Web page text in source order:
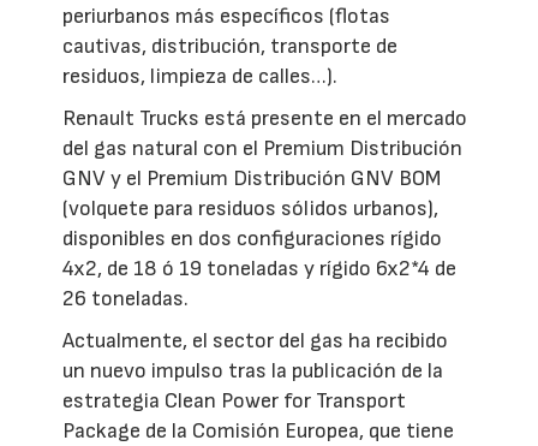
periurbanos más específicos (flotas
cautivas, distribución, transporte de
residuos, limpieza de calles…).
Renault Trucks está presente en el mercado
del gas natural con el Premium Distribución
GNV y el Premium Distribución GNV BOM
(volquete para residuos sólidos urbanos),
disponibles en dos configuraciones rígido
4x2, de 18 ó 19 toneladas y rígido 6x2*4 de
26 toneladas.
Actualmente, el sector del gas ha recibido
un nuevo impulso tras la publicación de la
estrategia Clean Power for Transport
Package de la Comisión Europea, que tiene